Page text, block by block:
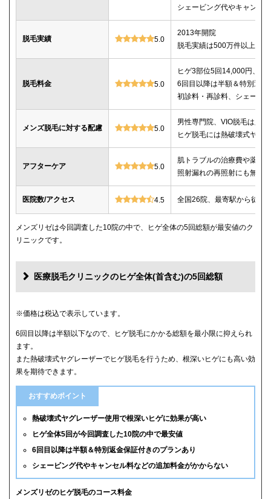
シェービング代やキャンセ
脱毛実績 5.0
2013年開院
脱毛実績は500万件以上
脱毛料金 5.0
ヒゲ3部位5回14,000円、ヒ
6回目以降は半額＆特別返
初診料・再診料、シェービ
メンズ脱毛に対する配慮 5.0
男性専門院、VIO脱毛は必
ヒゲ脱毛には熱破壊式ヤグ
アフターケア 5.0
肌トラブルの治療費や薬代
照射漏れの再照射にも無料
医院数/アクセス 4.5 全国26院、最寄駅から徒歩
メンズリゼは今回調査した10院の中で、ヒゲ全体の5回総額が最安値のク
リニックです。
医療脱毛クリニックのヒゲ全体(首含む)の5回総額
クリニック
メンズリゼ 59,800円
メンズルシアクリニック 61,600円(平日5回)
65,880円(6回)
渋谷美容外科クリニック 74,800円(首あご裏除く)
ゴリラクリニック 76,800円(平日6回)
メンズエミナル 78,000円
ダビデクリニック
※価格は税込で表示しています。
6回目以降は半額以下なので、ヒゲ脱毛にかかる総額を最小限に抑えられ
ます。
また熱破壊式ヤグレーザーでヒゲ脱毛を行うため、根深いヒゲにも高い効
果を期待できます。
おすすめポイント
熱破壊式ヤグレーザー使用で根深いヒゲに効果が高い
ヒゲ全体5回が今回調査した10院の中で最安値
6回目以降は半額＆特別返金保証付きのプランあり
シェービング代やキャンセル料などの追加料金がかからない
メンズリゼのヒゲ脱毛のコース料金